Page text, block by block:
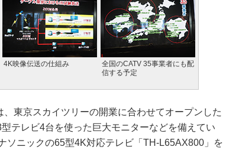
4K映像伝送の仕組み
全国のCATV 35事業者にも配
信する予定
東京スカイツリーの開業に合わせてオープンした
テレビ4台を使った巨大モニターなどを備えてい
ソニックの65型4K対応テレビ「TH-L65AX800」を